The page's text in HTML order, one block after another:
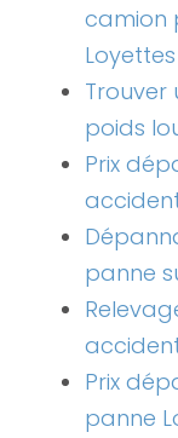
camion
Loyettes
Trouver
poids
Prix
panne
Prix
panne